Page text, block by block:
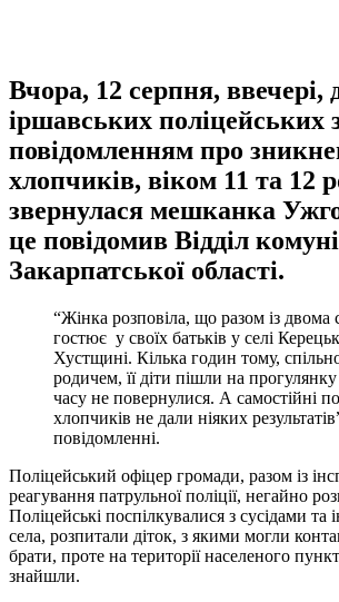
Вчора, 12 серпня, ввечері,
іршавських поліцейських
повідомленням про
хлопчиків, віком 11 та 12
звернулася мешканка
це повідомив Відділ
Закарпатської області.
“Жінка розповіла, що разом із двома
гостює у своїх батьків у селі
Хустщині. Кілька годин тому,
родичем, її діти пішли на
часу не повернулися. А самостійні
хлопчиків не дали ніяких
повідомленні.
Поліцейський офіцер громади, разом із
реагування патрульної поліції, негайно
Поліцейські поспілкувалися з сусідами
села, розпитали діток, з якими могли
брати, проте на території населеного
знайшли.